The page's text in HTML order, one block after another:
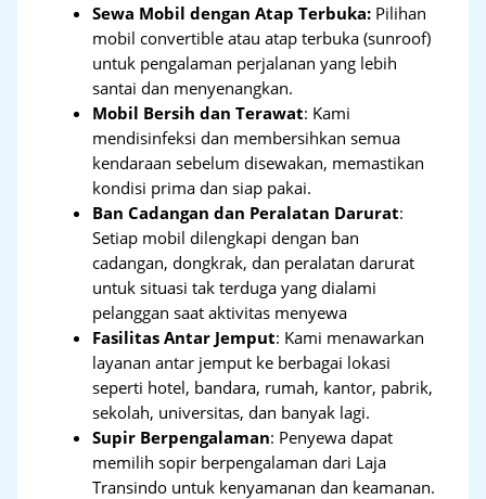
Sewa Mobil dengan Atap Terbuka: Pilihan
mobil convertible atau atap terbuka (sunroof)
untuk pengalaman perjalanan yang lebih
santai dan menyenangkan.
Mobil Bersih dan Terawat: Kami
mendisinfeksi dan membersihkan semua
kendaraan sebelum disewakan, memastikan
kondisi prima dan siap pakai.
Ban Cadangan dan Peralatan Darurat:
Setiap mobil dilengkapi dengan ban
cadangan, dongkrak, dan peralatan darurat
untuk situasi tak terduga yang dialami
pelanggan saat aktivitas menyewa
Fasilitas Antar Jemput: Kami menawarkan
layanan antar jemput ke berbagai lokasi
seperti hotel, bandara, rumah, kantor, pabrik,
sekolah, universitas, dan banyak lagi.
Supir Berpengalaman: Penyewa dapat
memilih sopir berpengalaman dari Laja
Transindo untuk kenyamanan dan keamanan.